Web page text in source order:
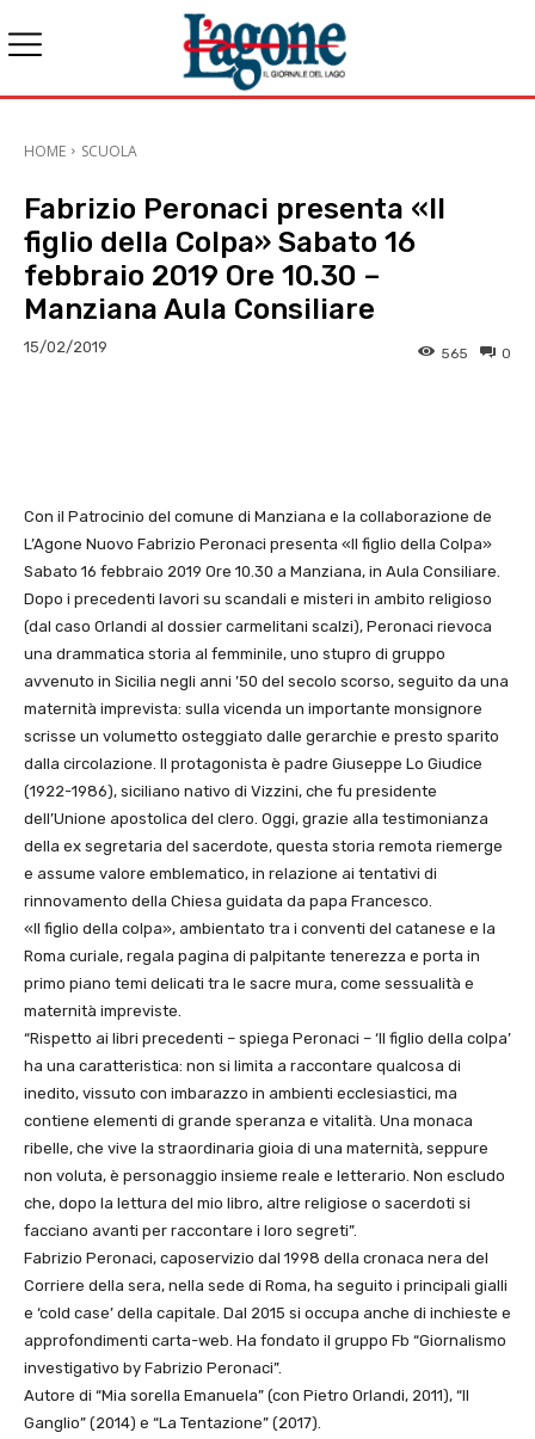
HOME SCUOLA
Fabrizio Peronaci presenta «Il
figlio della Colpa» Sabato 16
febbraio 2019 Ore 10.30 –
Manziana Aula Consiliare
15/02/2019 0
565
Con il Patrocinio del comune di Manziana e la collaborazione de
L’Agone Nuovo Fabrizio Peronaci presenta «Il figlio della Colpa»
Sabato 16 febbraio 2019 Ore 10.30 a Manziana, in Aula Consiliare.
Dopo i precedenti lavori su scandali e misteri in ambito religioso
(dal caso Orlandi al dossier carmelitani scalzi), Peronaci rievoca
una drammatica storia al femminile, uno stupro di gruppo
avvenuto in Sicilia negli anni ’50 del secolo scorso, seguito da una
maternità imprevista: sulla vicenda un importante monsignore
scrisse un volumetto osteggiato dalle gerarchie e presto sparito
dalla circolazione. Il protagonista è padre Giuseppe Lo Giudice
(1922-1986), siciliano nativo di Vizzini, che fu presidente
dell’Unione apostolica del clero. Oggi, grazie alla testimonianza
della ex segretaria del sacerdote, questa storia remota riemerge
e assume valore emblematico, in relazione ai tentativi di
rinnovamento della Chiesa guidata da papa Francesco.
«Il figlio della colpa», ambientato tra i conventi del catanese e la
Roma curiale, regala pagina di palpitante tenerezza e porta in
primo piano temi delicati tra le sacre mura, come sessualità e
maternità impreviste.
“Rispetto ai libri precedenti – spiega Peronaci – ‘Il figlio della colpa’
ha una caratteristica: non si limita a raccontare qualcosa di
inedito, vissuto con imbarazzo in ambienti ecclesiastici, ma
contiene elementi di grande speranza e vitalità. Una monaca
ribelle, che vive la straordinaria gioia di una maternità, seppure
non voluta, è personaggio insieme reale e letterario. Non escludo
che, dopo la lettura del mio libro, altre religiose o sacerdoti si
facciano avanti per raccontare i loro segreti”.
Fabrizio Peronaci, caposervizio dal 1998 della cronaca nera del
Corriere della sera, nella sede di Roma, ha seguito i principali gialli
e ‘cold case’ della capitale. Dal 2015 si occupa anche di inchieste e
approfondimenti carta-web. Ha fondato il gruppo Fb “Giornalismo
investigativo by Fabrizio Peronaci”.
Autore di “Mia sorella Emanuela” (con Pietro Orlandi, 2011), “Il
Ganglio” (2014) e “La Tentazione” (2017).